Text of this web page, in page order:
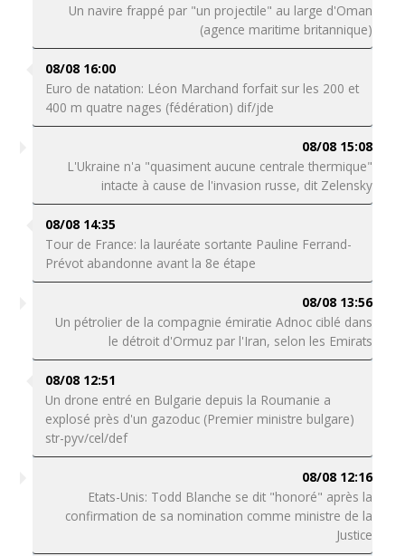
Un navire frappé par "un projectile" au large d'Oman
(agence maritime britannique)
08/08 16:00
Euro de natation: Léon Marchand forfait sur les 200 et
400 m quatre nages (fédération) dif/jde
08/08 15:08
L'Ukraine n'a "quasiment aucune centrale thermique"
intacte à cause de l'invasion russe, dit Zelensky
08/08 14:35
Tour de France: la lauréate sortante Pauline Ferrand-
Prévot abandonne avant la 8e étape
08/08 13:56
Un pétrolier de la compagnie émiratie Adnoc ciblé dans
le détroit d'Ormuz par l'Iran, selon les Emirats
08/08 12:51
Un drone entré en Bulgarie depuis la Roumanie a
explosé près d'un gazoduc (Premier ministre bulgare)
str-pyv/cel/def
08/08 12:16
Etats-Unis: Todd Blanche se dit "honoré" après la
confirmation de sa nomination comme ministre de la
Justice